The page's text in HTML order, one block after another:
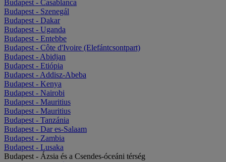
Budapest - Casablanca
Budapest - Szenegál
Budapest - Dakar
Budapest - Uganda
Budapest - Entebbe
Budapest - Côte d'Ivoire (Elefántcsontpart)
Budapest - Abidjan
Budapest - Etiópia
Budapest - Addisz-Abeba
Budapest - Kenya
Budapest - Nairobi
Budapest - Mauritius
Budapest - Mauritius
Budapest - Tanzánia
Budapest - Dar es-Salaam
Budapest - Zambia
Budapest - Lusaka
Budapest - Ázsia és a Csendes-óceáni térség